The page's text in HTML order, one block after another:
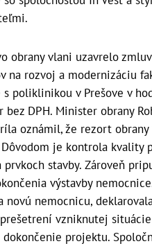
obrany vlani uzavrelo
na rozvoj a modernizáciu
s poliklinikou v Prešove v
bez DPH. Minister obrany
oznámil, že rezort obrany
je kontrola kvality
prvkoch stavby. Zároveň
výstavby
novú nemocnicu,
vzniknutej
projektu.